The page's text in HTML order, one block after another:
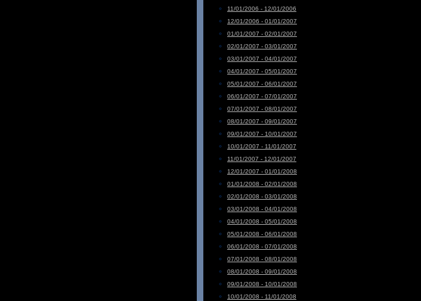
11/01/2006 - 12/01/2006
12/01/2006 - 01/01/2007
01/01/2007 - 02/01/2007
02/01/2007 - 03/01/2007
03/01/2007 - 04/01/2007
04/01/2007 - 05/01/2007
05/01/2007 - 06/01/2007
06/01/2007 - 07/01/2007
07/01/2007 - 08/01/2007
08/01/2007 - 09/01/2007
09/01/2007 - 10/01/2007
10/01/2007 - 11/01/2007
11/01/2007 - 12/01/2007
12/01/2007 - 01/01/2008
01/01/2008 - 02/01/2008
02/01/2008 - 03/01/2008
03/01/2008 - 04/01/2008
04/01/2008 - 05/01/2008
05/01/2008 - 06/01/2008
06/01/2008 - 07/01/2008
07/01/2008 - 08/01/2008
08/01/2008 - 09/01/2008
09/01/2008 - 10/01/2008
10/01/2008 - 11/01/2008